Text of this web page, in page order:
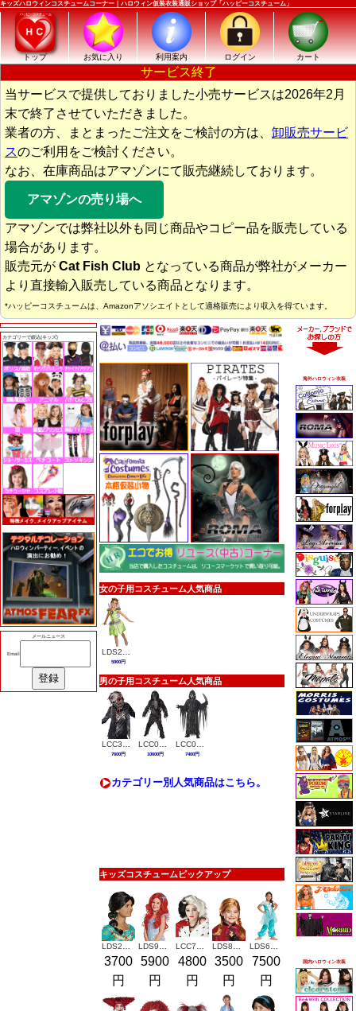
キッズハロウィンコスチュームコーナー｜ハロウィン仮装衣装通販ショップ「ハッピーコスチューム」
トップ お気に入り 利用案内 ログイン カート
サービス終了
当サービスで提供しておりました小売サービスは2026年2月
末で終了させていただきました。
業者の方、まとまったご注文をご検討の方は、 卸販売サービ
スのご利用をご検討ください。
なお、在庫商品はアマゾンにて販売継続しております。
アマゾンの売り場へ
アマゾンでは弊社以外も同じ商品やコピー品を販売している
場合があります。
販売元が Cat Fish Club となっている商品が弊社がメーカー
より直接輸入販売している商品となります。
*ハッピーコスチュームは、Amazonアソシエイトとして適格販売により収入を得ています。
カテゴリーで絞込(キッズ)
メールニュース
Email
海外ハロウィン衣装
国内ハロウィン衣装
女の子用コスチューム人気商品
5900円
男の子用コスチューム人気商品
LCC3124-064
7600円
LCC00336
10600円
LCC00229
7400円
カテゴリー別人気商品はこちら。
キッズコスチュームピックアップ
3700
円
5900
円
4800
円
3500
円
7500
円